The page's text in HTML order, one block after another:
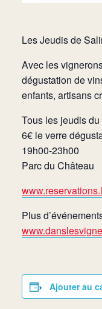
Les Jeudis de
Avec les
dégustation de
enfants, artisans
Tous les jeudis
6€ le verre
19h00-23h00
Parc du Château
Plus
Ajouter au